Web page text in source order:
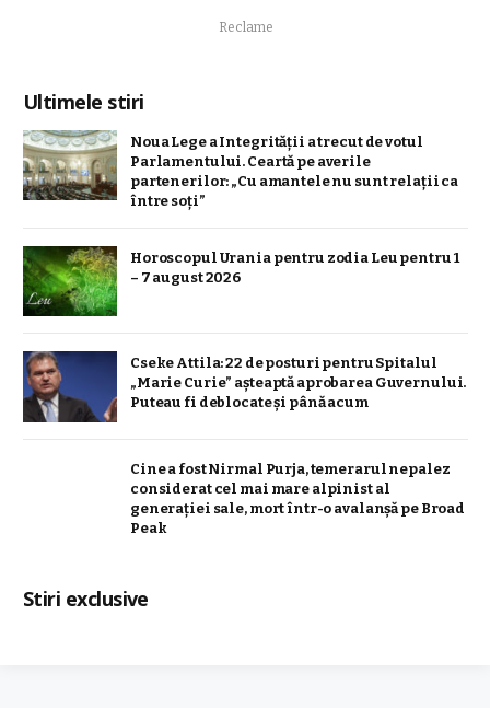
Reclame
Ultimele stiri
Noua Lege a Integrității a trecut de votul
Parlamentului. Ceartă pe averile
partenerilor: „Cu amantele nu sunt relații ca
între soți”
Horoscopul Urania pentru zodia Leu pentru 1
– 7 august 2026
Cseke Attila: 22 de posturi pentru Spitalul
„Marie Curie” așteaptă aprobarea Guvernului.
Puteau fi deblocate și până acum
Cine a fost Nirmal Purja, temerarul nepalez
considerat cel mai mare alpinist al
generației sale, mort într-o avalanșă pe Broad
Peak
Stiri exclusive